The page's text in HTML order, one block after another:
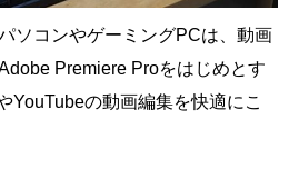
ソコンやゲーミングPCは、動画
Premiere Proをはじめとす
YouTubeの動画編集を快適にこ